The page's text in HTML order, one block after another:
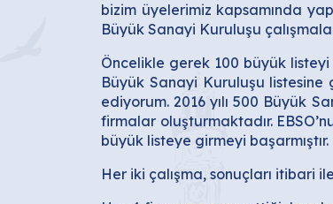
bizim üyelerimiz kapsamında
Büyük Sanayi Kuruluşu
Öncelikle gerek 100 büyük listeyi
Büyük Sanayi Kuruluşu listesine
ediyorum. 2016 yılı 500 Büyük
firmalar oluşturmaktadır.
büyük listeye girmeyi başarmıştır.
Her iki çalışma, sonuçları itibari